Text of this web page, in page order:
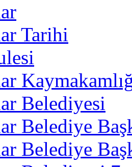
Tarihi
Belediyesi
Belediye
Belediye